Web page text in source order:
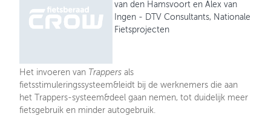
van den Hamsvoort en Alex van
Ingen - DTV Consultants, Nationale
Fietsprojecten
Het invoeren van Trappers als
fietsstimuleringssysteem&leidt bij de werknemers die aan
het Trappers-systeem&deel gaan nemen, tot duidelijk meer
fietsgebruik en minder autogebruik.